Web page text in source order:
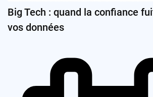
Big Tech : quand la confiance
vos données